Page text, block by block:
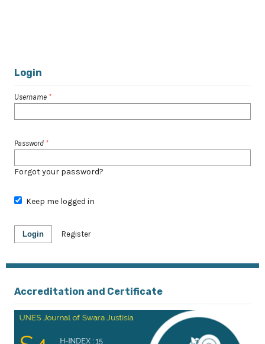
Login
Username *
Password *
Forgot your password?
Keep me logged in
Login Register
Accreditation and Certificate